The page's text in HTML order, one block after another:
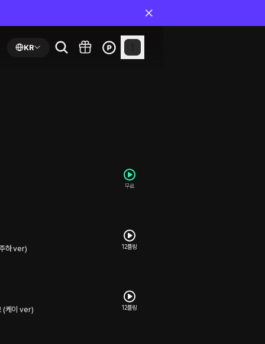
KR
무료
하 ver) 12플링
(케이 ver) 12플링